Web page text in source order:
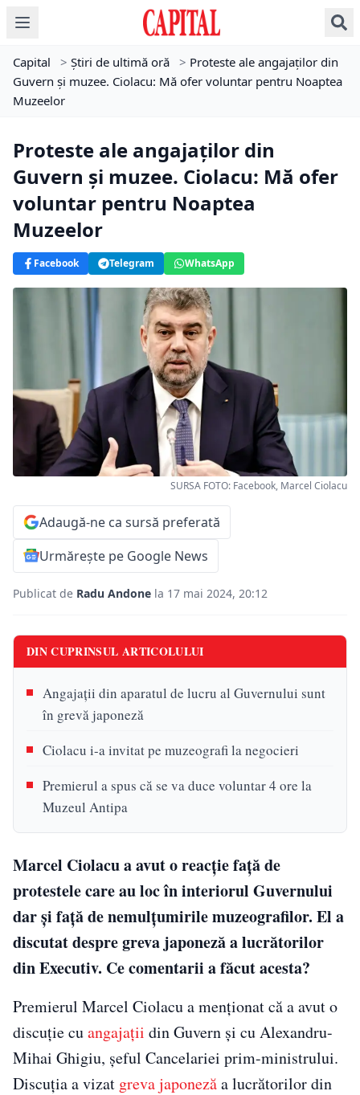
Capital > Știri de ultimă oră > Proteste ale angajaților din
Guvern și muzee. Ciolacu: Mă ofer voluntar pentru Noaptea
Muzeelor
Proteste ale angajaților din
Guvern și muzee. Ciolacu: Mă ofer
voluntar pentru Noaptea
Muzeelor
Facebook Telegram WhatsApp
SURSA FOTO: Facebook, Marcel Ciolacu
Adaugă-ne ca sursă preferată
Urmărește pe Google News
Publicat de Radu Andone la 17 mai 2024, 20:12
DIN CUPRINSUL ARTICOLULUI
Angajații din aparatul de lucru al Guvernului sunt
în grevă japoneză
Ciolacu i-a invitat pe muzeografi la negocieri
Premierul a spus că se va duce voluntar 4 ore la
Muzeul Antipa
Marcel Ciolacu a avut o reacție față de
protestele care au loc în interiorul Guvernului
dar și față de nemulțumirile muzeografilor. El a
discutat despre greva japoneză a lucrătorilor
din Executiv. Ce comentarii a făcut acesta?
Premierul Marcel Ciolacu a menționat că a avut o
discuție cuangajații din Guvern și cu Alexandru-
Mihai Ghigiu, șeful Cancelariei prim-ministrului.
Discuția a vizat greva japonezăa lucrătorilor din